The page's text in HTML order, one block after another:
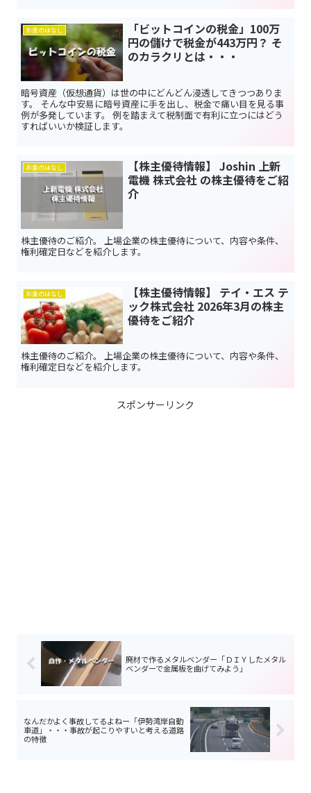
お金のはなし
「ビットコインの税金」100万
円の儲けで税金が443万円？ そ
のカラクリとは・・・
暗号資産（仮想通貨）は世の中にどんどん浸透してきつつありま
す。 そんな中安易に暗号資産に手を出し、税金で痛い目を見る事
例が多発しています。 例を踏まえて税制面で有利に立つにはどう
すればいいか検証します。
お金のはなし
【株主優待情報】 Joshin 上新
電機 株式会社 の株主優待をご紹
介
株主優待のご紹介。 上場企業の株主優待について、内容や条件、
権利確定日などを紹介します。
お金のはなし
【株主優待情報】 テイ・エス テ
ック株式会社 2026年3月の株主
優待をご紹介
株主優待のご紹介。 上場企業の株主優待について、内容や条件、
権利確定日などを紹介します。
スポンサーリンク
廃材で作るメタルベンダー「ＤＩＹしたメタル
ベンダーで金属板を曲げてみよう」
なんだかよく事故してるよねー「伊勢湾岸自動
車道」・・・事故が起こりやすいと考える道路
の特徴